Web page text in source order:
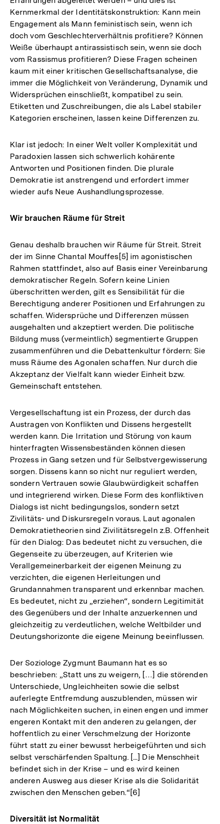
Kernmerkmal der Identitätskonstruktion: Kann mein
Engagement als Mann feministisch sein, wenn ich
doch vom Geschlechterverhältnis profitiere? Können
Weiße überhaupt antirassistisch sein, wenn sie doch
vom Rassismus profitieren? Diese Fragen scheinen
kaum mit einer kritischen Gesellschaftsanalyse, die
immer die Möglichkeit von Veränderung, Dynamik und
Widersprüchen einschließt, kompatibel zu sein.
Etiketten und Zuschreibungen, die als Label stabiler
Kategorien erscheinen, lassen keine Differenzen zu.
Klar ist jedoch: In einer Welt voller Komplexität und
Paradoxien lassen sich schwerlich kohärente
Antworten und Positionen finden. Die plurale
Demokratie ist anstrengend und erfordert immer
wieder aufs Neue Aushandlungsprozesse.
Wir brauchen Räume für Streit
Genau deshalb brauchen wir Räume für Streit. Streit
der im Sinne Chantal Mouffes[5] im agonistischen
Rahmen stattfindet, also auf Basis einer Vereinbarung
demokratischer Regeln. Sofern keine Linien
überschritten werden, gilt es Sensibilität für die
Berechtigung anderer Positionen und Erfahrungen zu
schaffen. Widersprüche und Differenzen müssen
ausgehalten und akzeptiert werden. Die politische
Bildung muss (vermeintlich) segmentierte Gruppen
zusammenführen und die Debattenkultur fördern: Sie
muss Räume des Agonalen schaffen. Nur durch die
Akzeptanz der Vielfalt kann wieder Einheit bzw.
Gemeinschaft entstehen.
Vergesellschaftung ist ein Prozess, der durch das
Austragen von Konflikten und Dissens hergestellt
werden kann. Die Irritation und Störung von kaum
hinterfragten Wissensbeständen können diesen
Prozess in Gang setzen und für Selbstvergewisserung
sorgen. Dissens kann so nicht nur reguliert werden,
sondern Vertrauen sowie Glaubwürdigkeit schaffen
und integrierend wirken. Diese Form des konfliktiven
Dialogs ist nicht bedingungslos, sondern setzt
Zivilitäts- und Diskursregeln voraus. Laut agonalen
Demokratietheorien sind Zivilitätsregeln z.B. Offenheit
für den Dialog: Das bedeutet nicht zu versuchen, die
Gegenseite zu überzeugen, auf Kriterien wie
Verallgemeinerbarkeit der eigenen Meinung zu
verzichten, die eigenen Herleitungen und
Grundannahmen transparent und erkennbar machen.
Es bedeutet, nicht zu „erziehen“, sondern Legitimität
des Gegenübers und der Inhalte anzuerkennen und
gleichzeitig zu verdeutlichen, welche Weltbilder und
Deutungshorizonte die eigene Meinung beeinflussen.
Der Soziologe Zygmunt Baumann hat es so
beschrieben: „Statt uns zu weigern, […] die störenden
Unterschiede, Ungleichheiten sowie die selbst
auferlegte Entfremdung auszublenden, müssen wir
nach Möglichkeiten suchen, in einen engen und immer
engeren Kontakt mit den anderen zu gelangen, der
hoffentlich zu einer Verschmelzung der Horizonte
führt statt zu einer bewusst herbeigeführten und sich
selbst verschärfenden Spaltung. [...] Die Menschheit
befindet sich in der Krise – und es wird keinen
anderen Ausweg aus dieser Krise als die Solidarität
zwischen den Menschen geben.“[6]
Diversität ist Normalität